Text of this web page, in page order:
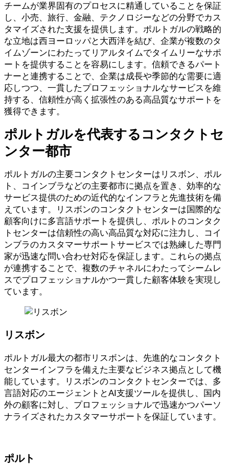
チームが業界固有のプロセスに精通していることを保証
し、小売、旅行、金融、テクノロジーなどの分野でカス
タマイズされた支援を提供します。ポルトガルの戦略的
な立地は西ヨーロッパと大西洋を結び、企業が複数のタ
イムゾーンにわたってリアルタイムでタイムリーなサポ
ートを提供することを容易にします。信頼できるパート
ナーと連携することで、企業は成長や季節的な需要に適
応しつつ、一貫したプロフェッショナルなサービスを維
持する、信頼性が高く拡張性のある高品質なサポートを
獲得できます。
ポルトガルを代表するコンタクトセ
ンター都市
ポルトガルの主要コンタクトセンターはリスボン、ポル
ト、コインブラなどの主要都市に拠点を置き、効率的な
サービス提供のための近代的なインフラと先進技術を備
えています。リスボンのコンタクトセンターは国際的な
顧客向けに多言語サポートを提供し、ポルトのコンタク
トセンターは信頼性の高い高品質な対応に注力し、コイ
ンブラのカスタマーサポートサービスでは熟練した専門
家が迅速な問い合わせ対応を保証します。これらの拠点
が連携することで、複数のチャネルにわたってシームレ
スでプロフェッショナルかつ一貫した顧客体験を実現し
ています。
リスボン
ポルトガル最大の都市リスボンは、先進的なコンタクト
センターインフラを備えた主要なビジネス拠点として機
能しています。リスボンのコンタクトセンターでは、多
言語対応のエージェントとAI支援ツールを提供し、国内
外の顧客に対し、プロフェッショナルで迅速かつパーソ
ナライズされたカスタマーサポートを保証しています。
ポルト